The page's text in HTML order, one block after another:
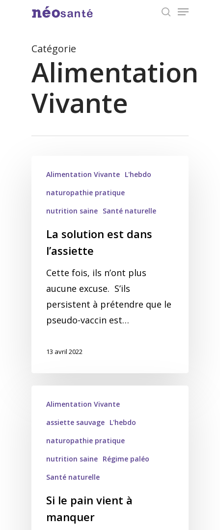
content
Menu
Catégorie
Alimentation
Vivante
Alimentation Vivante L'hebdo
naturopathie pratique
nutrition saine Santé naturelle
La solution est dans
l’assiette
Cette fois, ils n’ont plus
aucune excuse. S’ils
persistent à prétendre que le
pseudo-vaccin est…
13 avril 2022
Alimentation Vivante
assiette sauvage L'hebdo
naturopathie pratique
nutrition saine Régime paléo
Santé naturelle
Si le pain vient à
manquer